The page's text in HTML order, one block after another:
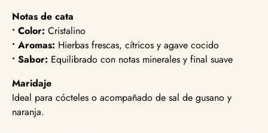
Notas de cata
• Color: Cristalino
• Aromas: Hierbas frescas, cítricos y agave cocido
• Sabor: Equilibrado con notas minerales y final suave
Maridaje
Ideal para cócteles o acompañado de sal de gusano y
naranja.